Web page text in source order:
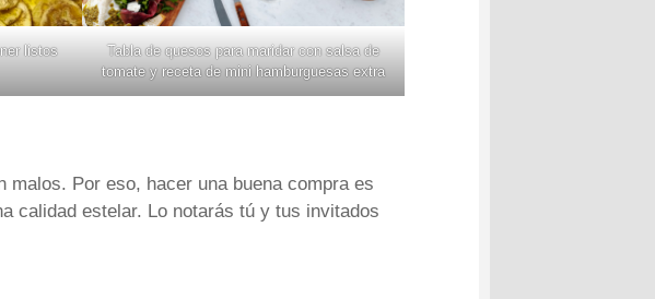
listos
Tabla de quesos para maridar con salsa de
tomate y receta de mini hamburguesas extra
Por eso, hacer una buena compra es
calidad estelar. Lo notarás tú y tus invitados